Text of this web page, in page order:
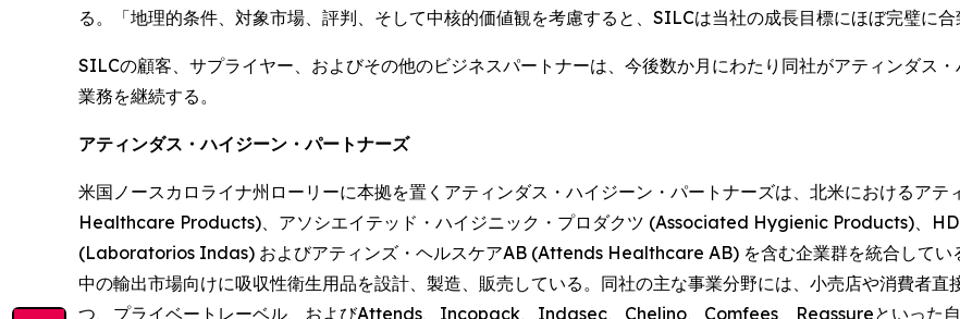
る。「地理的条件、対象市場、評判、そして中核的価値観を考慮すると、SILCは当社の成長目標にほぼ完璧に合
SILCの顧客、サプライヤー、およびその他のビジネスパートナーは、今後数か月にわたり同社がアティンダス
業務を継続する。
アティンダス・ハイジーン・パートナーズ
米国ノースカロライナ州ローリーに本拠を置くアティンダス・ハイジーン・パートナーズは、北米におけるア
Healthcare Products)、アソシエイテッド・ハイジニック・プロダクツ (Associated Hygienic Products)、
(Laboratorios Indas) およびアティンズ・ヘルスケアAB (Attends Healthcare AB) を含む企業群を統合してい
中の輸出市場向けに吸収性衛生用品を設計、製造、販売している。同社の主な事業分野には、小売店や消費者
つ、プライベートレーベル、およびAttends、Incopack、Indasec、Chelino、Comfees、 Reassureといった